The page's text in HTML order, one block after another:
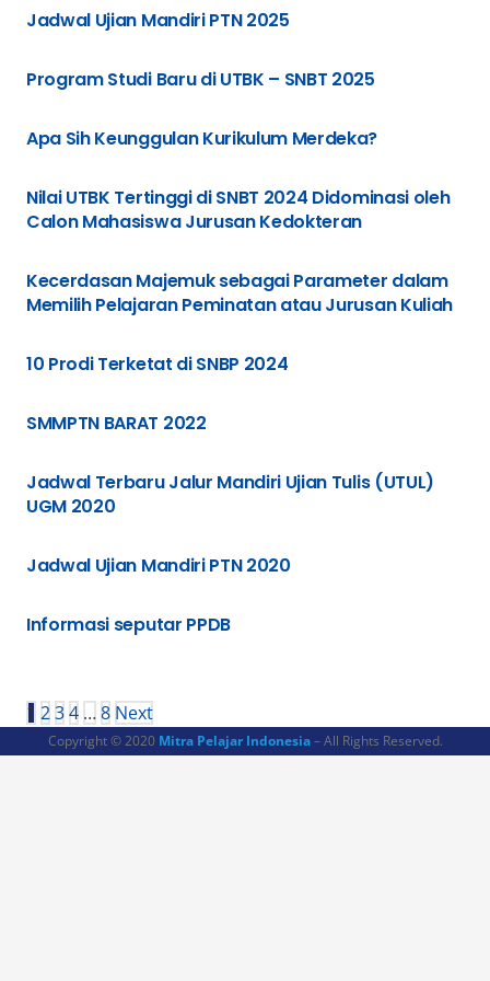
Jadwal Ujian Mandiri PTN 2025
Program Studi Baru di UTBK – SNBT 2025
Apa Sih Keunggulan Kurikulum Merdeka?
Nilai UTBK Tertinggi di SNBT 2024 Didominasi oleh
Calon Mahasiswa Jurusan Kedokteran
Kecerdasan Majemuk sebagai Parameter dalam
Memilih Pelajaran Peminatan atau Jurusan Kuliah
10 Prodi Terketat di SNBP 2024
SMMPTN BARAT 2022
Jadwal Terbaru Jalur Mandiri Ujian Tulis (UTUL)
UGM 2020
Jadwal Ujian Mandiri PTN 2020
Informasi seputar PPDB
1 234 …8 Next
Copyright © 2020 Mitra Pelajar Indonesia– All Rights Reserved.